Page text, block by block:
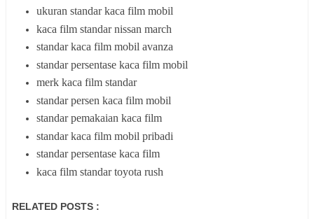
ukuran standar kaca film mobil
kaca film standar nissan march
standar kaca film mobil avanza
standar persentase kaca film mobil
merk kaca film standar
standar persen kaca film mobil
standar pemakaian kaca film
standar kaca film mobil pribadi
standar persentase kaca film
kaca film standar toyota rush
RELATED POSTS :